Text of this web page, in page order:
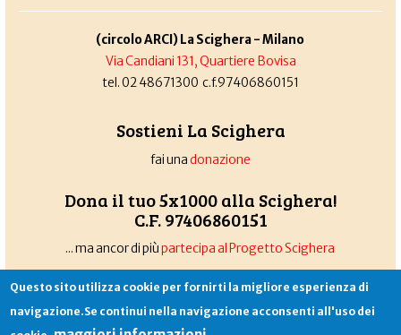
(circolo ARCI) La Scighera - Milano
Via Candiani 131, Quartiere Bovisa
tel. 02 48671300 c.f.97406860151
Sostieni La Scighera
fai unadonazione
Dona il tuo 5x1000 alla Scighera!
C.F. 97406860151
... ma ancor di piùpartecipa al Progetto Scighera
Associazione La Scigheracopyleft|cookies|privacy|login
Questo sito utilizza cookie per fornirti la migliore esperienza di
navigazione.Se continui nella navigazione acconsenti all'uso dei